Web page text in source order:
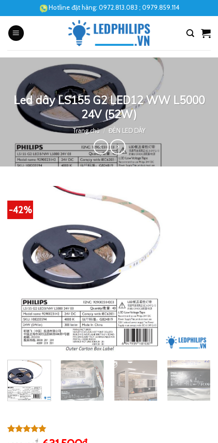
to
content
Hotline đặt hàng: 0972.813.083 ; 0979.859.114
Led dây LS155 G2 LED12 WW L5000
24V (52W)
Trang chủ / ĐÈN LED DÂY
-42%
trên 5
₫